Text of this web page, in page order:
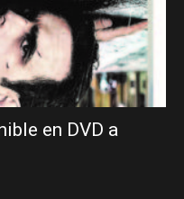
en DVD a